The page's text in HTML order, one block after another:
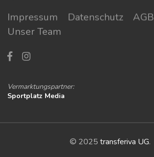
Impressum Datenschutz AGB
Unser Team
Vermarktungspartner:
Sportplatz Media
© 2025 transferiva UG.